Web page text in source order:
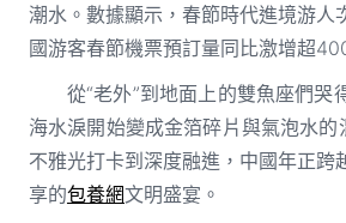
潮水。數據顯示，春節時代進境游人
國游客春節機票預訂量同比激增超
從“老外”到地面上的雙魚座們哭
海水淚開始變成金箔碎片與氣泡水的
不雅光打卡到深度融進，中國年正跨
享的包養網文明盛宴。